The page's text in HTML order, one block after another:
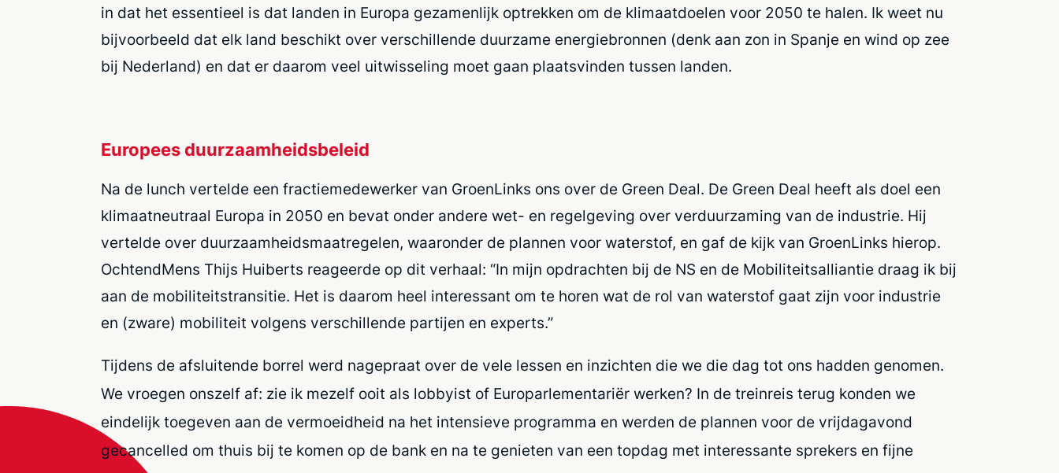
in dat het essentieel is dat landen in Europa gezamenlijk optrekken om de klimaatdoelen voor 2050 te halen. Ik weet nu
bijvoorbeeld dat elk land beschikt over verschillende duurzame energiebronnen (denk aan zon in Spanje en wind op zee
bij Nederland) en dat er daarom veel uitwisseling moet gaan plaatsvinden tussen landen.
Europees duurzaamheidsbeleid
Na de lunch vertelde een fractiemedewerker van GroenLinks ons over de Green Deal. De Green Deal heeft als doel een
klimaatneutraal Europa in 2050 en bevat onder andere wet- en regelgeving over verduurzaming van de industrie. Hij
vertelde over duurzaamheidsmaatregelen, waaronder de plannen voor waterstof, en gaf de kijk van GroenLinks hierop.
OchtendMens Thijs Huiberts reageerde op dit verhaal: “In mijn opdrachten bij de NS en de Mobiliteitsalliantie draag ik bij
aan de mobiliteitstransitie. Het is daarom heel interessant om te horen wat de rol van waterstof gaat zijn voor industrie
en (zware) mobiliteit volgens verschillende partijen en experts.”
Tijdens de afsluitende borrel werd nagepraat over de vele lessen en inzichten die we die dag tot ons hadden genomen.
We vroegen onszelf af: zie ik mezelf ooit als lobbyist of Europarlementariër werken? In de treinreis terug konden we
eindelijk toegeven aan de vermoeidheid na het intensieve programma en werden de plannen voor de vrijdagavond
gecancelled om thuis bij te komen op de bank en na te genieten van een topdag met interessante sprekers en fijne